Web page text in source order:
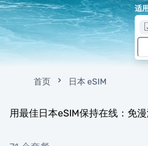
适
首页 日本 eSIM
用最佳日本eSIM保持在线：免